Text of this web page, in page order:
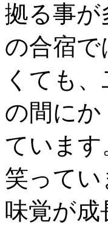
拠る事が
の合宿
くても
の間に
ていま
笑ってい
味覚が